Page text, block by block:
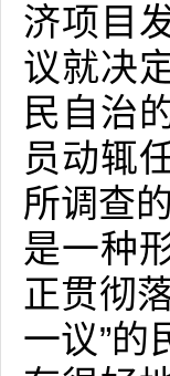
济项目
议就决
民自治
员动辄
所调查
是一种
正贯彻
一议”的